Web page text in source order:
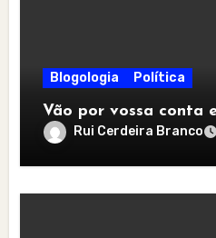
Blogologia Política
Vão por vossa conta
Rui Cerdeira Branco